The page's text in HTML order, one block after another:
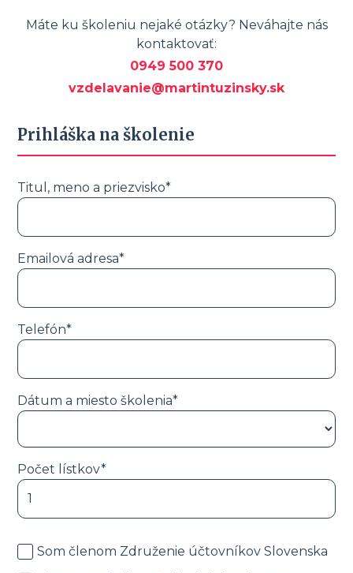
Máte ku školeniu nejaké otázky? Neváhajte nás
kontaktovať:
0949 500 370
vzdelavanie@martintuzinsky.sk
Prihláška na školenie
Titul, meno a priezvisko*
Emailová adresa*
Telefón*
Dátum a miesto školenia*
Počet lístkov*
Som členom Združenie účtovníkov Slovenska